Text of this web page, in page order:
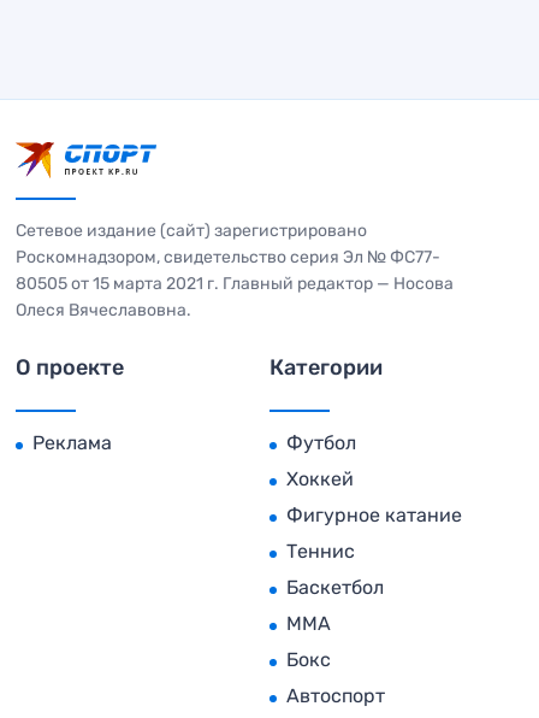
Сетевое издание (сайт) зарегистрировано
Роскомнадзором, свидетельство серия Эл № ФС77-
80505 от 15 марта 2021 г. Главный редактор — Носова
Олеся Вячеславовна.
О проекте
Реклама
Категории
Футбол
Хоккей
Фигурное катание
Теннис
Баскетбол
MMA
Бокс
Автоспорт